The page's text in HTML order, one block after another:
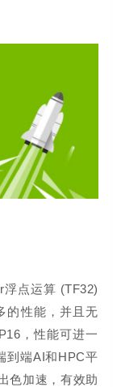
浮点运算 (TF32)
的性能，并且无
，性能可进一
到端AI和HPC平
色加速，有效助